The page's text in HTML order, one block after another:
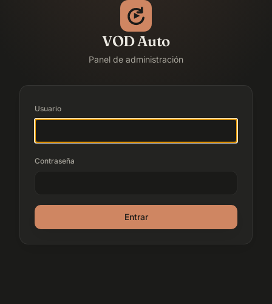
VOD Auto
Panel de administración
Usuario
Contraseña
Entrar